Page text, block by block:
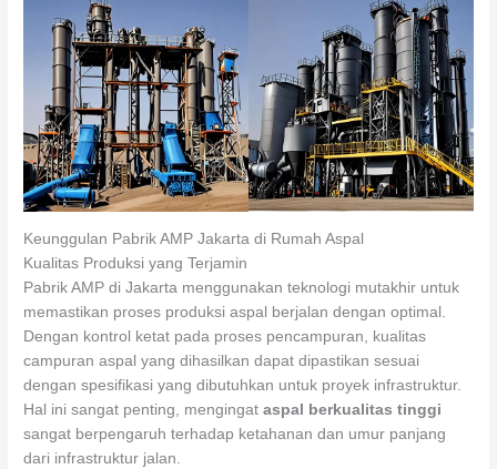
Keunggulan Pabrik AMP Jakarta di Rumah Aspal
Kualitas Produksi yang Terjamin
Pabrik AMP di Jakarta menggunakan teknologi mutakhir untuk
memastikan proses produksi aspal berjalan dengan optimal.
Dengan kontrol ketat pada proses pencampuran, kualitas
campuran aspal yang dihasilkan dapat dipastikan sesuai
dengan spesifikasi yang dibutuhkan untuk proyek infrastruktur.
Hal ini sangat penting, mengingataspal berkualitas tinggi
sangat berpengaruh terhadap ketahanan dan umur panjang
dari infrastruktur jalan.